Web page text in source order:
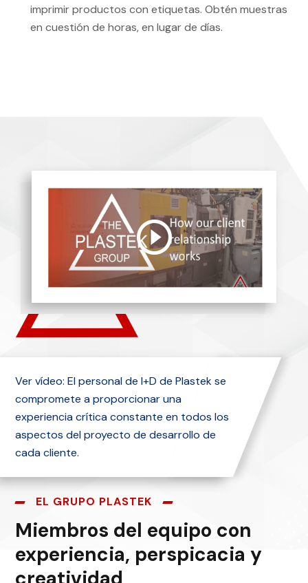
imprimir productos con etiquetas. Obtén muestras
en cuestión de horas, en lugar de días.
Ver vídeo: El personal de I+D de Plastek se
compromete a proporcionar una
experiencia crítica constante en todos los
aspectos del proyecto de desarrollo de
cada cliente.
EL GRUPO PLASTEK
Miembros del equipo con
experiencia, perspicacia y